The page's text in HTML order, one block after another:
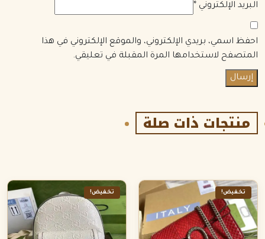
البريد الإلكتروني *
احفظ اسمي، بريدي الإلكتروني، والموقع الإلكتروني في هذا
المتصفح لاستخدامها المرة المقبلة في تعليقي.
منتجات ذات صلة
تخفيض! تخفيض!